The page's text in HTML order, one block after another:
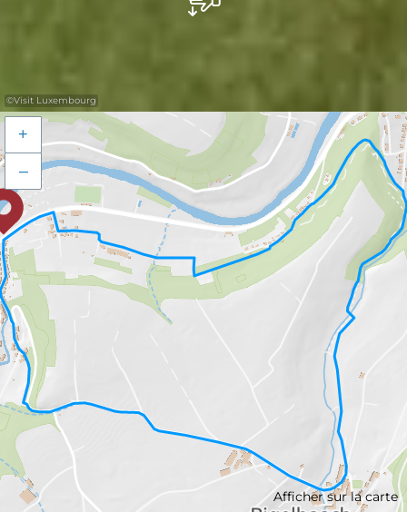
©Visit Luxembourg
Afficher sur la carte
+
–